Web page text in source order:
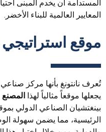
المستدامة أن يخدم المبنى
المعايير العالمية للبناء الأخضر.
موقع استراتيجي
تُعرف نانتونغ بأنها مركز
يجعلها موقعاً مثالياً لهذا المصنع
بينغتشيان الصناعي الدولي
الرئيسية، مما يضمن سهولة